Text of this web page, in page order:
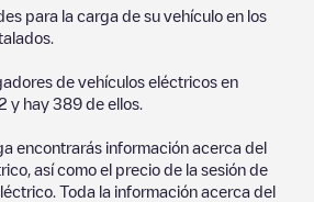
para la carga de su vehículo en los
de vehículos eléctricos en
y hay 389 de ellos.
encontrarás información acerca del
así como el precio de la sesión de
Toda la información acerca del